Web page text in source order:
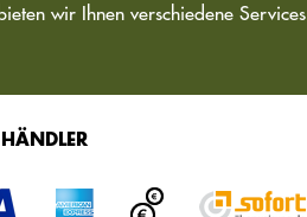
wir Ihnen verschiedene Services